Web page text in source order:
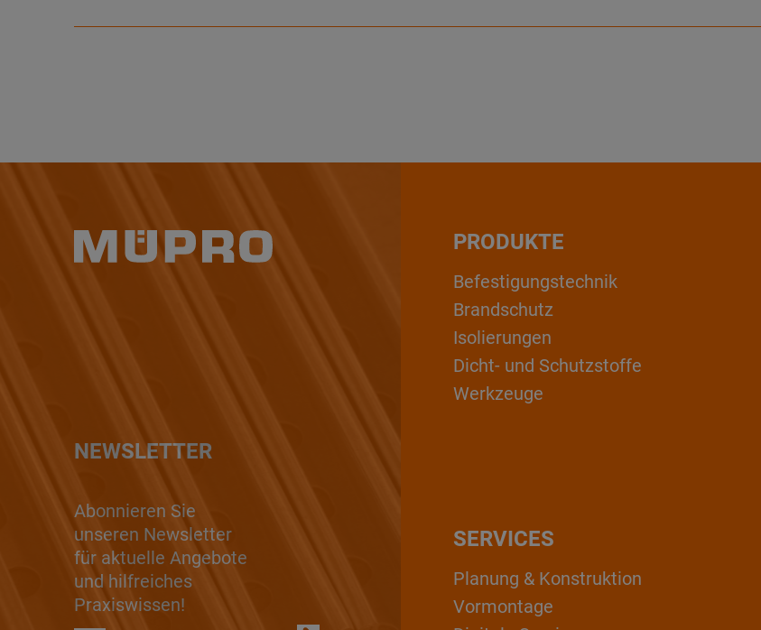
NEWSLETTER
Abonnieren Sie
unseren Newsletter
für aktuelle Angebote
und hilfreiches
Praxiswissen!
PRODUKTE
Befestigungstechnik
Brandschutz
Isolierungen
Dicht- und Schutzstoffe
Werkzeuge
SERVICES
Planung & Konstruktion
Vormontage